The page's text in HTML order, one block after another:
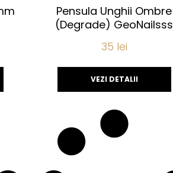
Pensula Unghii Ombre
(Degrade) GeoNailsss
35 lei
VEZI DETALII